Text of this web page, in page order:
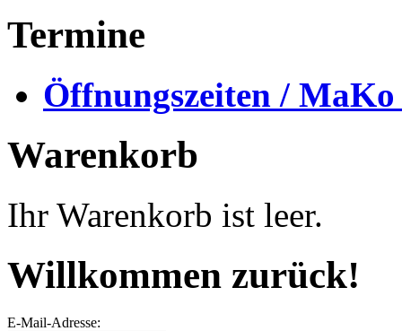
Termine
Öffnungszeiten /
Warenkorb
Ihr Warenkorb ist leer.
Willkommen zurück!
E-Mail-Adresse: